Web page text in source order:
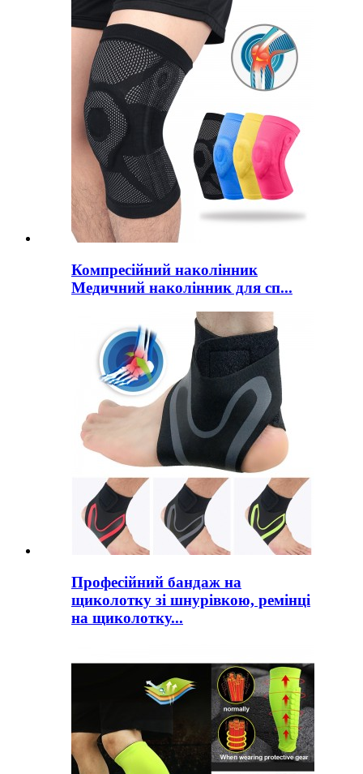
Компресійний наколінник
Медичний наколінник для сп...
Професійний бандаж на
щиколотку зі шнурівкою, ремінці
на щиколотку...